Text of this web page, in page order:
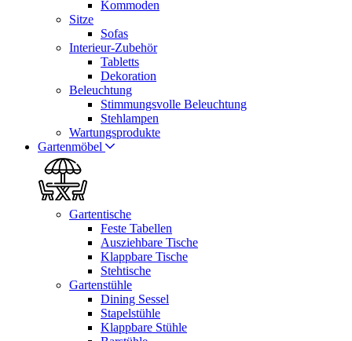
Kommoden
Sitze
Sofas
Interieur-Zubehör
Tabletts
Dekoration
Beleuchtung
Stimmungsvolle Beleuchtung
Stehlampen
Wartungsprodukte
Gartenmöbel
Gartentische
Feste Tabellen
Ausziehbare Tische
Klappbare Tische
Stehtische
Gartenstühle
Dining Sessel
Stapelstühle
Klappbare Stühle